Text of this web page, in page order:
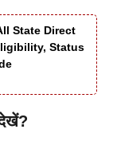
(All State Direct
Status